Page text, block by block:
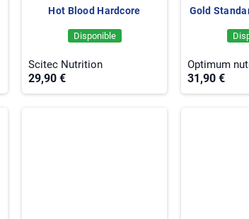
Hot Blood Hardcore
Disponible
Scitec Nutrition
29,90 €
Gold
Optimum
31,90 €